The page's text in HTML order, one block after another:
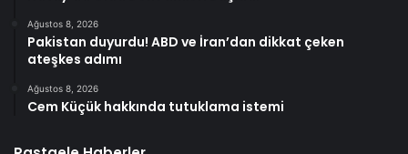
Ağustos 8, 2026
Pakistan duyurdu! ABD ve İran’dan dikkat çeken
ateşkes adımı
Ağustos 8, 2026
Cem Küçük hakkında tutuklama istemi